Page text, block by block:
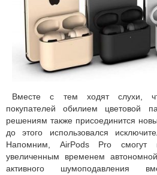
Вместе с тем ходят слухи,
покупателей обилием цветовой
решениям также присоединится
до этого использовался
Напомним, AirPods Pro смогут
увеличенным временем
активного шумоподавления